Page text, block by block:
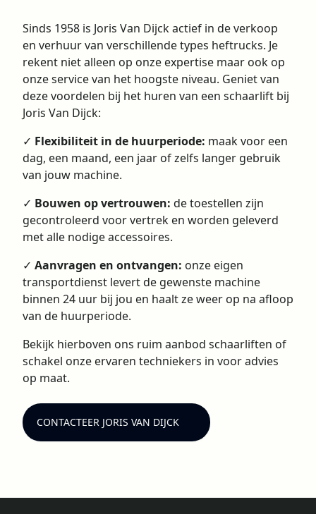
Sinds 1958 is Joris Van Dijck actief in de verkoop
en verhuur van verschillende types heftrucks. Je
rekent niet alleen op onze expertise maar ook op
onze service van het hoogste niveau. Geniet van
deze voordelen bij het huren van een schaarlift bij
Joris Van Dijck:
✓ Flexibiliteit in de huurperiode: maak voor een
dag, een maand, een jaar of zelfs langer gebruik
van jouw machine.
✓ Bouwen op vertrouwen: de toestellen zijn
gecontroleerd voor vertrek en worden geleverd
met alle nodige accessoires.
✓ Aanvragen en ontvangen: onze eigen
transportdienst levert de gewenste machine
binnen 24 uur bij jou en haalt ze weer op na afloop
van de huurperiode.
Bekijk hierboven ons ruim aanbod schaarliften of
schakel onze ervaren techniekers in voor advies
op maat.
CONTACTEER JORIS VAN DIJCK